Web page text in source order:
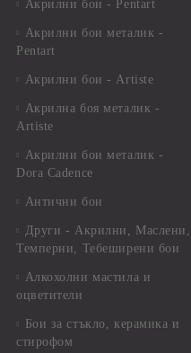
Акрилни бои - Pentart
Акрилни бои металик -
Pentart
Акрилни бои - Artiste
Акрилна боя металик -
Artiste
Акрилни бои металик -
Dora Cadence
Антични бои
Други - Акрилни, Маслени,
Темперни, Тебеширени бои
Алкохолни мастила и
оцветители
Бои за стъкло, керамика и
стирофом